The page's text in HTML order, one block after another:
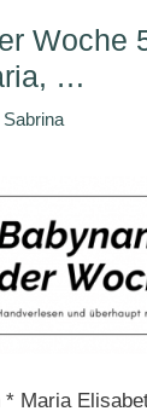
Woche
…
Sabrina
Maria